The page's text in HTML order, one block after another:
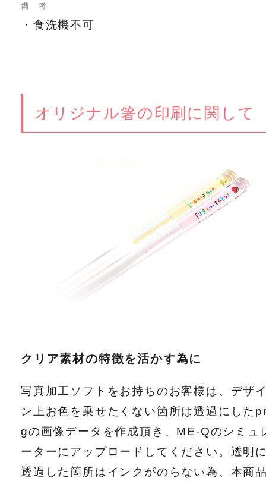
備 考
・食洗機不可
オリジナル箸の印刷に関して
クリア素材の特徴を活かす為に
写真加工ソフトをお持ちのお客様は、デザ
ン上お色を乗せたくない箇所は透過にした
gの画像データを作成頂き、ME-Qのシミュ
ーターにアップロードしてください。透明
透過した箇所はインクがのらない為、本商